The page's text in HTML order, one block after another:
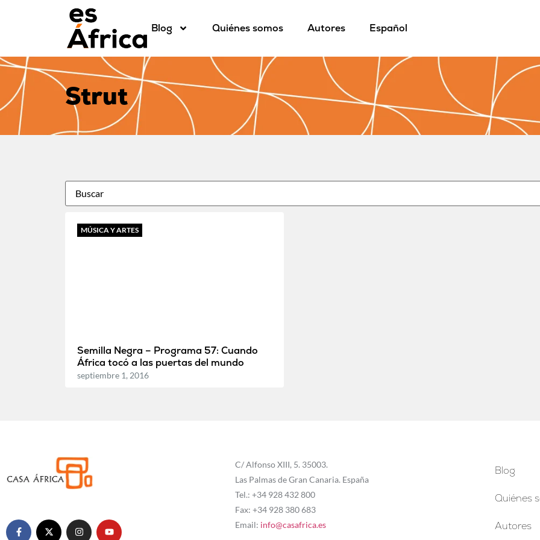
Blog Quiénes somos Autores Español
Strut
MÚSICA Y ARTES
Semilla Negra – Programa 57: Cuando
África tocó a las puertas del mundo
septiembre 1, 2016
C/ Alfonso XIII, 5. 35003.
Las Palmas de Gran Canaria. España
Tel.: +34 928 432 800
Fax: +34 928 380 683
Email: info@casafrica.es
Blog
Quiénes
Autores